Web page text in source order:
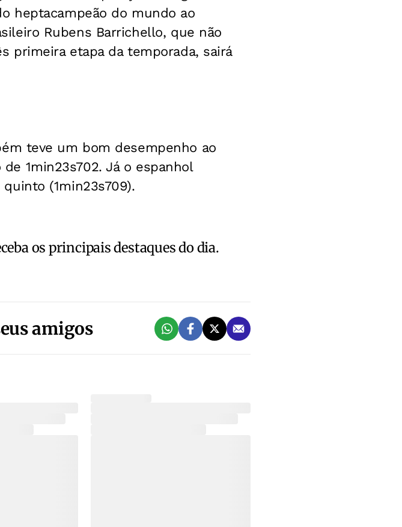
heptacampeão do mundo ao
Rubens Barrichello, que não
primeira etapa da temporada, sairá
teve um bom desempenho ao
1min23s702. Já o espanhol
(1min23s709).
os principais destaques do dia.
amigos